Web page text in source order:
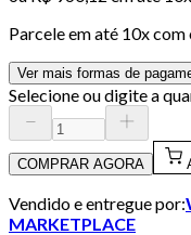
Parcele em até 10x com
Ver mais formas de
Selecione ou digite a
COMPRAR AGORA
Vendido e entregue por:
MARKETPLACE